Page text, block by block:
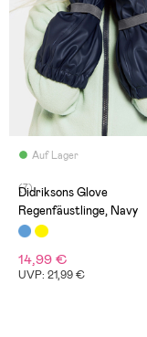
Auf Lager
(7)
Didriksons Glove
Regenfäustlinge, Navy
14,99 €
UVP: 21,99 €